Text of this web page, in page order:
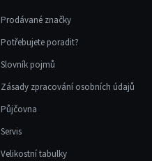
p
s
u
Prodávané značky
Potřebujete poradit?
Slovník pojmů
Zásady zpracování osobních údajů
Půjčovna
Servis
Velikostní tabulky